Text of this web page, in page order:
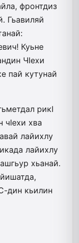
фронтдиз
Гьавиляй
Куьне
ЧIехи
пай кутунай
рикI
чIехи хва
лайихлу
лайихлу
хьанай.
дин кьилин